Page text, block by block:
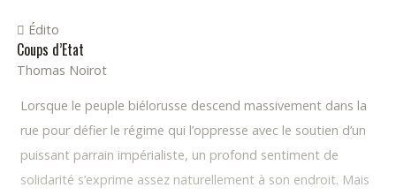
Édito
Coups d’Etat
Thomas Noirot
Lorsque le peuple biélorusse descend massivement dans la
rue pour défier le régime qui l’oppresse avec le soutien d’un
puissant parrain impérialiste, un profond sentiment de
solidarité s’exprime assez naturellement à son endroit. Mais